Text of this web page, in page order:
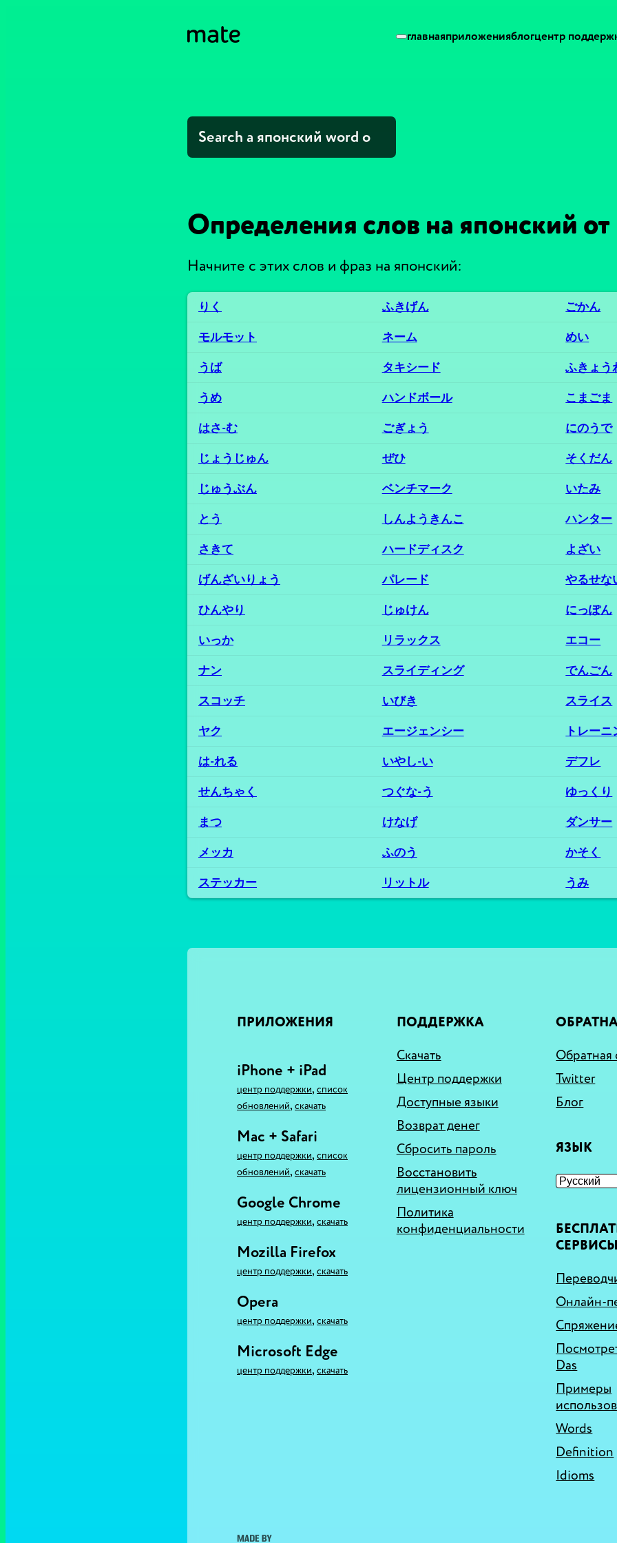
главнаяприложенияблогцентр
Определения слов на японский
Начните с этих слов и фраз на японский:
りく ふきげん ごかん
モルモット ネーム めい
うば タキシード ふきょう
うめ ハンドボール こまごま
はさ‐む ごぎょう にのうで
じょうじゅん ぜひ そくだん
じゅうぶん ベンチマーク いたみ
とう しんようきんこ ハンター
さきて ハードディスク よざい
げんざいりょう パレード やるせな
ひんやり じゅけん にっぽん
いっか リラックス エコー
ナン スライディング でんごん
スコッチ いびき スライス
ヤク エージェンシー トレーニ
は‐れる いやし‐い デフレ
せんちゃく つぐな‐う ゆっくり
まつ けなげ ダンサー
メッカ ふのう かそく
ステッカー リットル うみ
ПРИЛОЖЕНИЯ
iPhone + iPad
центр поддержки, список
обновлений, скачать
Mac + Safari
центр поддержки, список
обновлений, скачать
Google Chrome
центр поддержки, скачать
Mozilla Firefox
центр поддержки, скачать
Opera
центр поддержки, скачать
Microsoft Edge
центр поддержки, скачать
ПОДДЕРЖКА
Скачать
Центр поддержки
Доступные языки
Возврат денег
Сбросить пароль
Восстановить
лицензионный ключ
Политика
конфиденциальности
Обратная
Twitter
Блог
ЯЗЫК
Онлайн-
Das
Примеры
Words
Definition
Idioms